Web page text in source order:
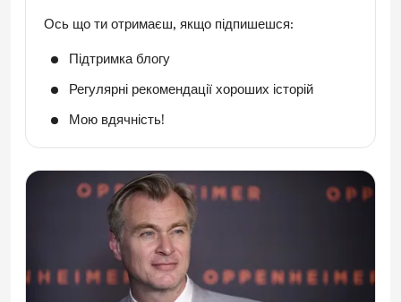
Ось що ти отримаєш, якщо підпишешся:
Підтримка блогу
Регулярні рекомендації хороших історій
Мою вдячність!